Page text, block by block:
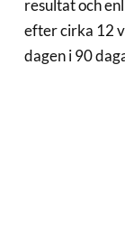
resultat och
efter cirka 12
dagen i 90